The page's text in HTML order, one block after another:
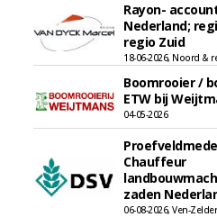
Rayon-
Nederland;
regio Zuid
18-06-2026, Noord &
Boomrooier /
ETW bij
04-05-2026
Chauffeur
zaden
06-08-2026, Ven-